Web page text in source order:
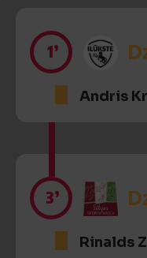
1’
Andris
3’
Rinalds